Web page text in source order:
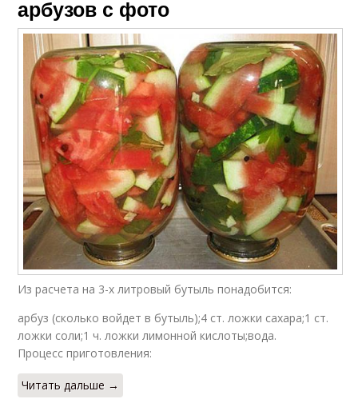
арбузов с фото
Из расчета на 3-х литровый бутыль понадобится:
арбуз (сколько войдет в бутыль);4 ст. ложки сахара;1 ст.
ложки соли;1 ч. ложки лимонной кислоты;вода.
Процесс приготовления:
Читать дальше →